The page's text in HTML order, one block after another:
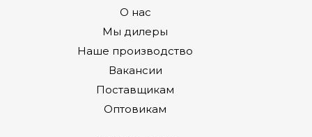
О нас
Мы дилеры
Наше производство
Вакансии
Поставщикам
Оптовикам